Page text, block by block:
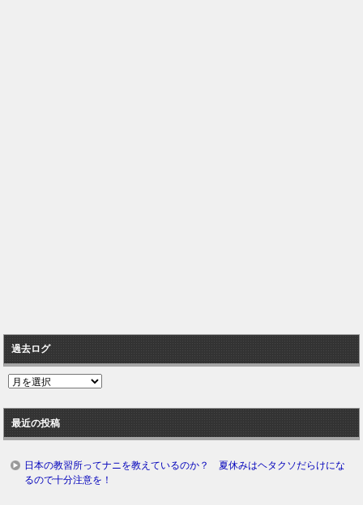
過去ログ
過
ロ
グ
最近の投稿
日本の教習所ってナニを教えているのか？ 夏休みはヘタクソだらけにな
るので十分注意を！